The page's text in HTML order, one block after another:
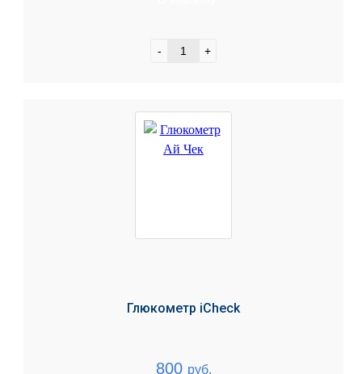
- +
Глюкометр iCheсk
800 руб.